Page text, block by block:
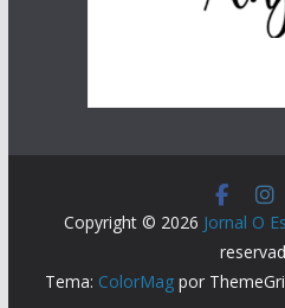
Copyright © 2026 Jornal O
Tema: ColorMag por